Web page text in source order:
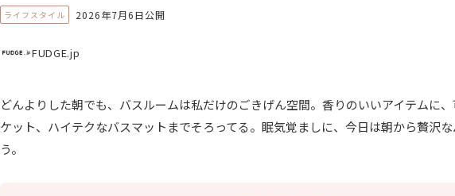
ライフスタイル 2026年7月6日公開
FUDGE.jp
どんよりした朝でも、バスルームは私だけのごきげん空間。香りのいいアイテムに
ケット、ハイテクなバスマットまでそろってる。眠気覚ましに、今日は朝から贅沢
う。